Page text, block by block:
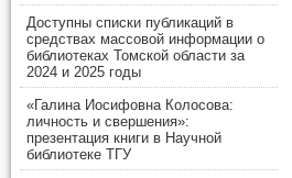
Доступны списки публикаций в
средствах массовой информации о
библиотеках Томской области за
2024 и 2025 годы
«Галина Иосифовна Колосова:
личность и свершения»:
презентация книги в Научной
библиотеке ТГУ